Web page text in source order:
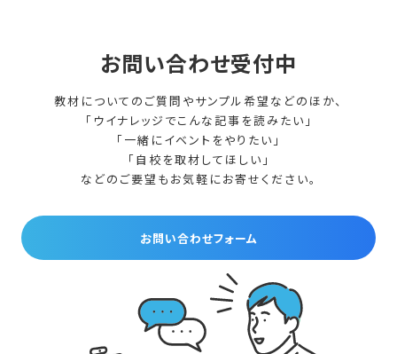
お問い合わせ受付中
教材についてのご質問やサンプル希望などのほか、
「ウイナレッジでこんな記事を読みたい」
「一緒にイベントをやりたい」
「自校を取材してほしい」
などのご要望もお気軽にお寄せください。
お問い合わせフォーム